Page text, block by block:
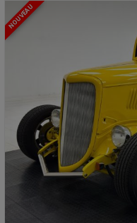
NOUVEAU